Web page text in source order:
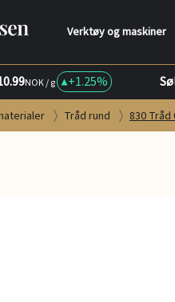
Verktøy og maskiner
NOK / g +1.25%
Tråd rund 830 Tråd